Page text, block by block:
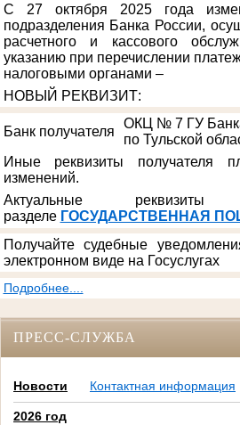
С 27 октября 2025 года
подразделения Банка России,
расчетного и кассового
указанию при перечислении
налоговыми органами –
НОВЫЙ РЕКВИЗИТ:
Банк получателя
ОКЦ № 7 ГУ
по Тульской
Иные реквизиты получателя
изменений.
Актуальные
разделе ГОСУДАРСТВЕННАЯ
Получайте судебные
электронном виде на Госуслугах
Подробнее....
ПРЕСС-СЛУЖБА
Новости Контактная информация
2026 год